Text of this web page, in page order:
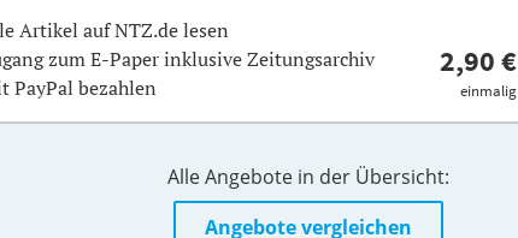
Artikel auf NTZ.de lesen
zum E-Paper inklusive Zeitungsarchiv
PayPal bezahlen
2,90 €
einmalig
Alle Angebote in der Übersicht:
Angebote vergleichen